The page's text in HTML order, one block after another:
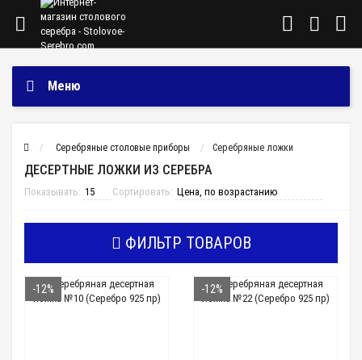
Меню
Cеребряные столовые приборы Серебряные ложки
ДЕСЕРТНЫЕ ЛОЖКИ ИЗ СЕРЕБРА
Показывать: Сортировать:
ФИЛЬТР ТОВАРОВ
-12% -12%